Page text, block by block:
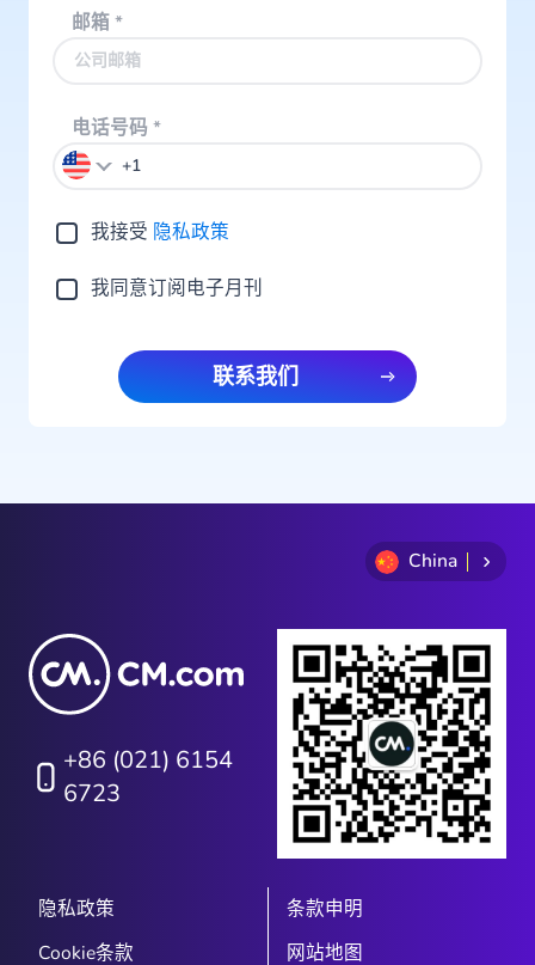
邮箱*
电话号码 *
我接受 隐私政策
我同意订阅电子月刊
联系我们
China
+86 (021) 6154
6723
隐私政策
条款申明
Cookie条款
网站地图